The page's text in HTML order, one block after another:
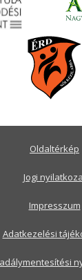
Oldaltérkép
Jogi
Impresszum
Adatkezelési